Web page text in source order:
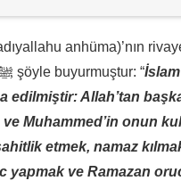
anhüma)’nın
şöyle buyurmuştur: “
edilmiştir: Allah’tan
ve Muhammed’in onun
etmek, namaz
yapmak ve Ramazan